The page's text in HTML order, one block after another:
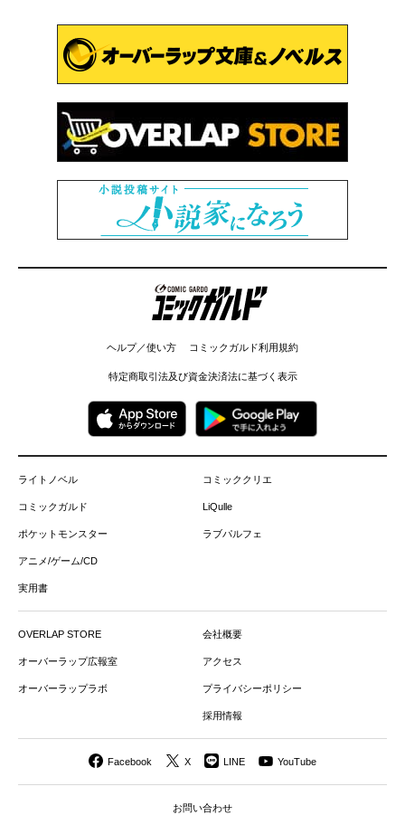
コミックガルド
ヘルプ／使い方 コミックガルド利用規約
特定商取引法及び資金決済法に基づく表示
ライトノベル
コミックガルド
ポケットモンスター
アニメ/ゲーム/CD
実用書
コミッククリエ
LiQulle
ラブパルフェ
OVERLAP STORE
オーバーラップ広報室
オーバーラップラボ
会社概要
アクセス
プライバシーポリシー
採用情報
Facebook X LINE YouTube
お問い合わせ